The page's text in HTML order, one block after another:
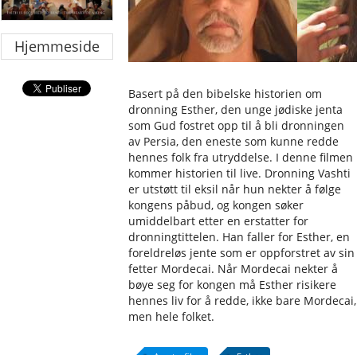
Hjemmeside
Basert på den bibelske historien om
dronning Esther, den unge jødiske jenta
som Gud fostret opp til å bli dronningen
av Persia, den eneste som kunne redde
hennes folk fra utryddelse. I denne filmen
kommer historien til live. Dronning Vashti
er utstøtt til eksil når hun nekter å følge
kongens påbud, og kongen søker
umiddelbart etter en erstatter for
dronningtittelen. Han faller for Esther, en
foreldreløs jente som er oppforstret av sin
fetter Mordecai. Når Mordecai nekter å
bøye seg for kongen må Esther risikere
hennes liv for å redde, ikke bare Mordecai,
men hele folket.